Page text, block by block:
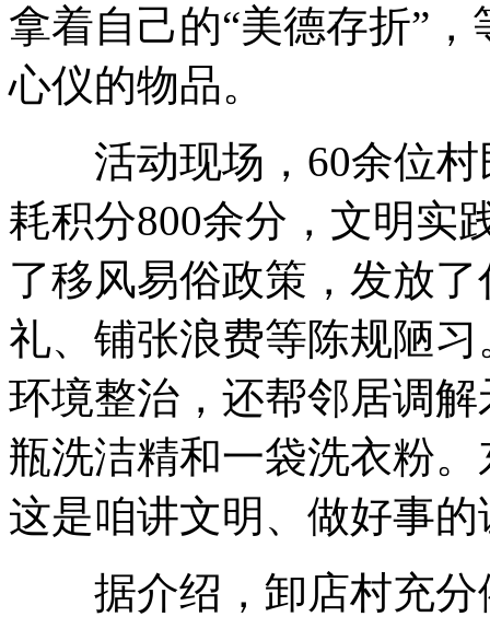
拿着自己的“美德存折”
心仪的物品。
活动现场，60余位村
耗积分800余分，文明实
了移风易俗政策，发放
礼、铺张浪费等陈规陋
环境整治，还帮邻居调
瓶洗洁精和一袋洗衣粉
这是咱讲文明、做好事
据介绍，卸店村充分